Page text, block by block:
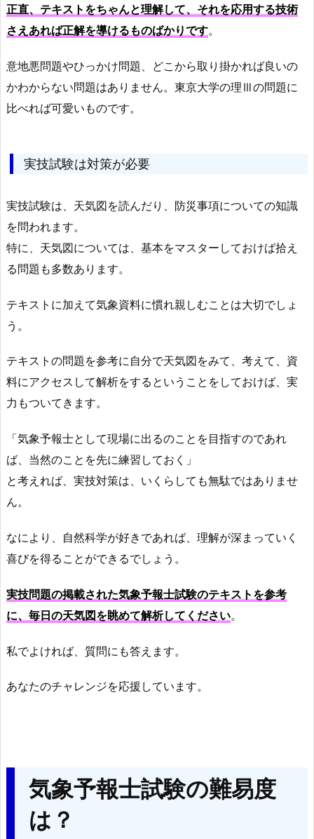
正直、テキストをちゃんと理解して、それを応用する技術
さえあれば正解を導けるものばかりです。
意地悪問題やひっかけ問題、どこから取り掛かれば良いの
かわからない問題はありません。東京大学の理Ⅲの問題に
比べれば可愛いものです。
実技試験は対策が必要
実技試験は、天気図を読んだり、防災事項についての知識
を問われます。
特に、天気図については、基本をマスターしておけば拾え
る問題も多数あります。
テキストに加えて気象資料に慣れ親しむことは大切でしょ
う。
テキストの問題を参考に自分で天気図をみて、考えて、資
料にアクセスして解析をするということをしておけば、実
力もついてきます。
「気象予報士として現場に出るのことを目指すのであれ
ば、当然のことを先に練習しておく」
と考えれば、実技対策は、いくらしても無駄ではありませ
ん。
なにより、自然科学が好きであれば、理解が深まっていく
喜びを得ることができるでしょう。
実技問題の掲載された気象予報士試験のテキストを参考
に、毎日の天気図を眺めて解析してください。
私でよければ、質問にも答えます。
あなたのチャレンジを応援しています。
気象予報士試験の難易度
は？